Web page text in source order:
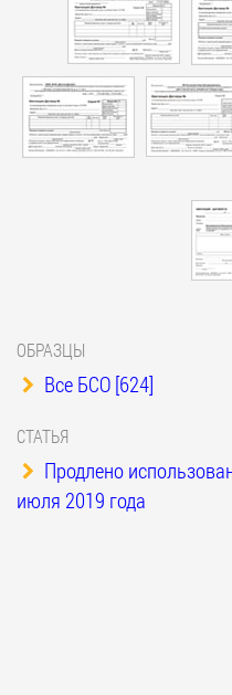
ОБРАЗЦЫ
Все БСО [624]
СТАТЬЯ
Продлено
июля 2019 года